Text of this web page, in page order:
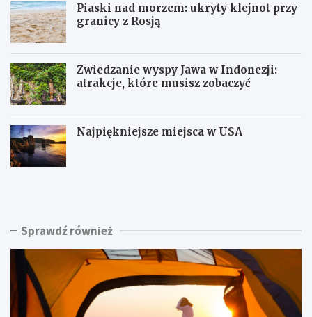
Piaski nad morzem: ukryty klejnot przy
granicy z Rosją
Zwiedzanie wyspy Jawa w Indonezji:
atrakcje, które musisz zobaczyć
Najpiękniejsze miejsca w USA
K
n
a
ł
u
P
i
m
o
r
Sprawdź również